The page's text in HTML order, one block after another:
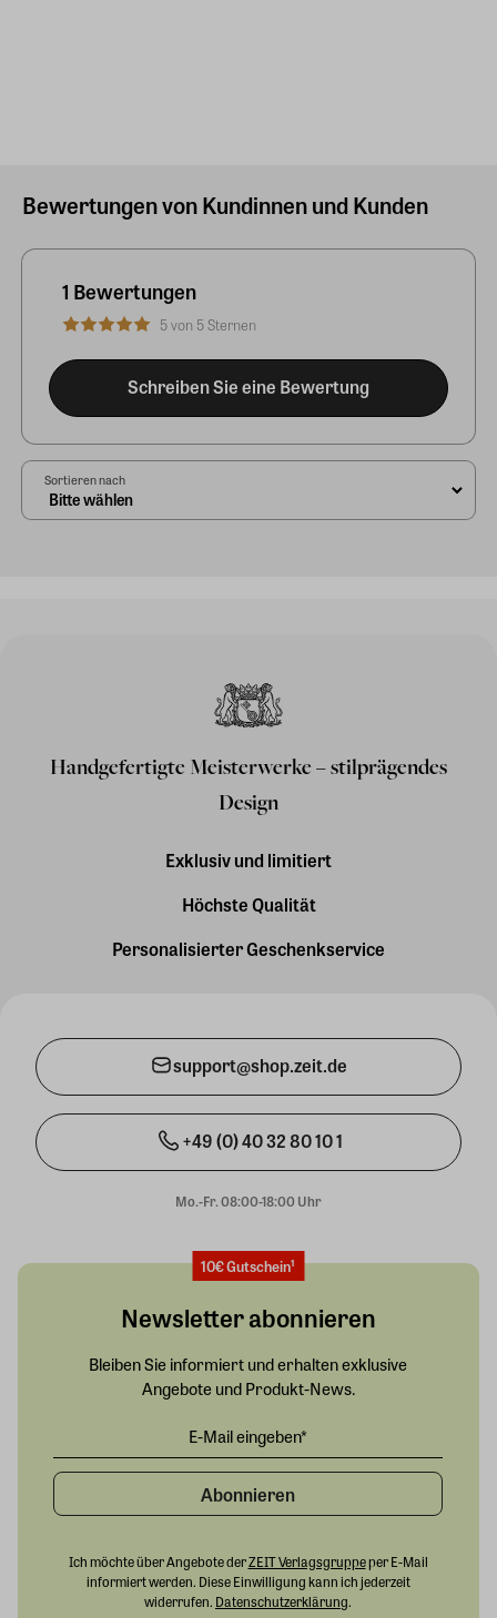
Bewertungen von Kundinnen und Kunden
1 Bewertungen
5 von 5 Sternen
Schreiben Sie eine Bewertung
Sortieren nach
Handgefertigte Meisterwerke – stilprägendes
Design
Exklusiv und limitiert
Höchste Qualität
Personalisierter Geschenkservice
support@shop.zeit.de
+49 (0) 40 32 80 10 1
Mo.-Fr. 08:00-18:00 Uhr
10€ Gutschein¹
Newsletter abonnieren
Bleiben Sie informiert und erhalten exklusive
Angebote und Produkt-News.
Abonnieren
Ich möchte über Angebote derZEIT Verlagsgruppeper E-Mail
informiert werden. Diese Einwilligung kann ich jederzeit
widerrufen. Datenschutzerklärung.